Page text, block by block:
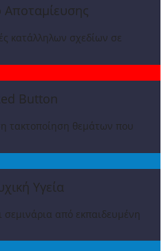
Αποταμίευσης
κατάλληλων σχεδίων σε
Button
τακτοποίηση θεμάτων που
Υγεία
σεμινάρια από εκπαιδευμένη